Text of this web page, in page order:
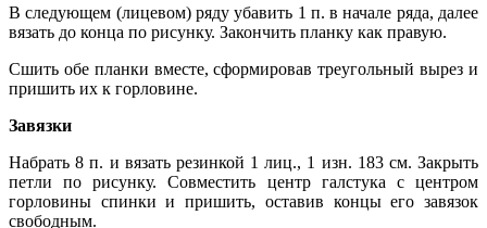
В следующем (лицевом) ряду убавить 1 п. в начале ряда, далее
вязать до конца по рисунку. Закончить планку как правую.
Сшить обе планки вместе, сформировав треугольный вырез и
пришить их к горловине.
Завязки
Набрать 8 п. и вязать резинкой 1 лиц., 1 изн. 183 см. Закрыть
петли по рисунку. Совместить центр галстука с центром
горловины спинки и пришить, оставив концы его завязок
свободным.